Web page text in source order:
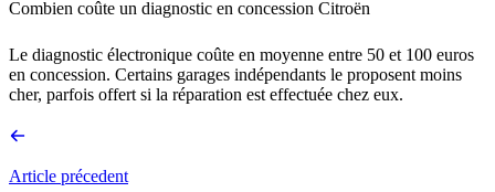
Combien coûte un diagnostic en concession Citroën
Le diagnostic électronique coûte en moyenne entre 50 et 100 euros
en concession. Certains garages indépendants le proposent moins
cher, parfois offert si la réparation est effectuée chez eux.
Article précedent